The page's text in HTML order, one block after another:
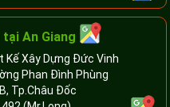
An Giang
Kế Xây Dựng Đức Vinh
Phan Đình Phùng
Tp.Châu Đốc